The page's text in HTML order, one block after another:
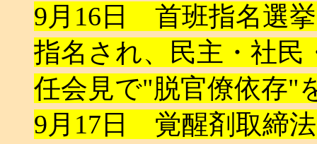
9月16日 首班指名選
指名され、民主・社民
任会見で"脱官僚依存"
9月17日 覚醒剤取締